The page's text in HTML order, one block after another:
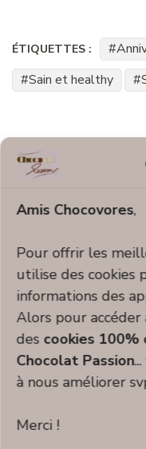
Amis Chocovores,
Pour offrir les
utilise des cookies
informations des
Alors pour accéder
des cookies 100%
Chocolat Passion
à nous améliorer
Merci !
ÉTIQUETTES :
Sain et healthy
À
Choco-addict
Je partage mes